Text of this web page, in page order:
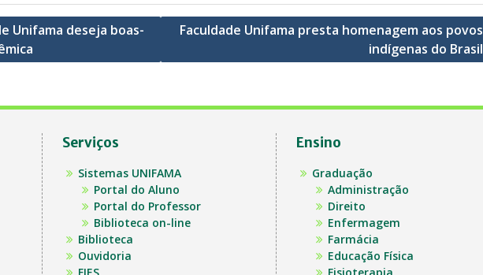
Unifama deseja boas-
Faculdade Unifama presta homenagem aos povos
indígenas do Brasil
Serviços
Sistemas UNIFAMA
Portal do Aluno
Portal do Professor
Biblioteca on-line
Biblioteca
Ouvidoria
FIES
Ensino
Graduação
Administração
Direito
Enfermagem
Farmácia
Educação Física
Fisioterapia